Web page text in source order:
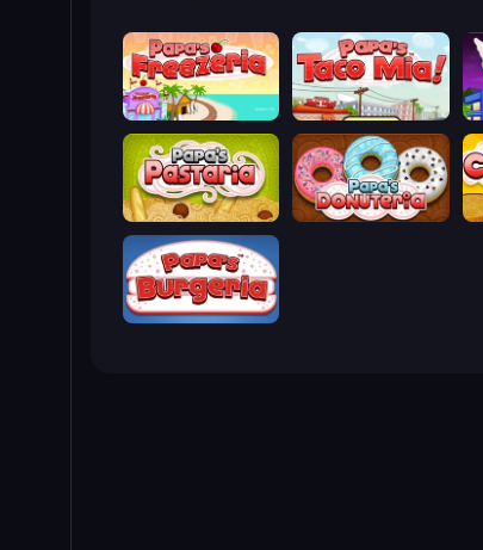
Papa's Freezeria Papa's Taco Mia
Papa's Pastaria Papa's Donuteria
Papa's Burgeria